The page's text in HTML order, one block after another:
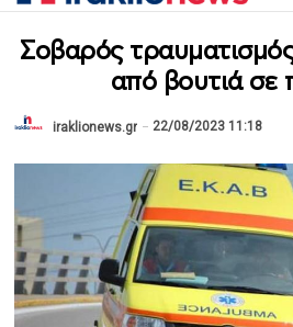
Σοβαρός
από βουτιά σε
iraklionews.gr 22/08/2023 11:18